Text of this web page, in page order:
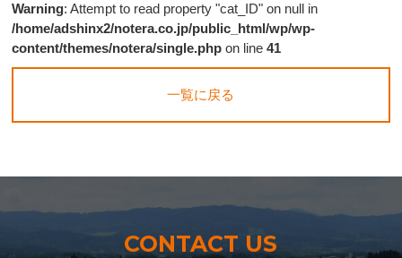
Warning: Attempt to read property "cat_ID" on null in
/home/adshinx2/notera.co.jp/public_html/wp/wp-
content/themes/notera/single.php on line41
一覧に戻る
CONTACT US